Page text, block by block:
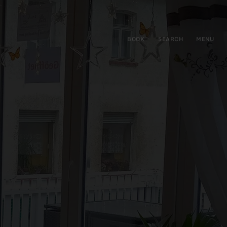
BOOK SEARCH MENU